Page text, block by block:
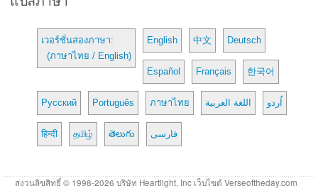
เวอร์ชั่นสองภาษา:
(ภาษาไทย / English)
English 中文 Deutsch
Español Français 한국어
Русский Português ภาษาไทย اللغة العربية اُردو
हिन्दी தமிழ் తెలుగు فارسی
สงวนลิขสิทธิ์ © 1998-2026 บริษัท Heartlight, Inc เว็บไซต์ Verseoftheday.com